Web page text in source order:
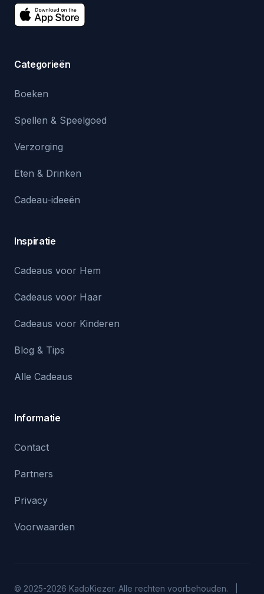
Categorieën
Boeken
Spellen & Speelgoed
Verzorging
Eten & Drinken
Cadeau-ideeën
Inspiratie
Cadeaus voor Hem
Cadeaus voor Haar
Cadeaus voor Kinderen
Blog & Tips
Alle Cadeaus
Informatie
Contact
Partners
Privacy
Voorwaarden
© 2025-2026 KadoKiezer. Alle rechten voorbehouden. |